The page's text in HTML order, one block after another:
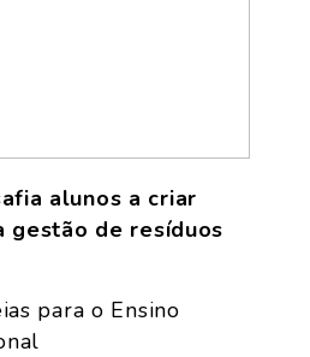
alunos a criar
gestão de resíduos
para o Ensino